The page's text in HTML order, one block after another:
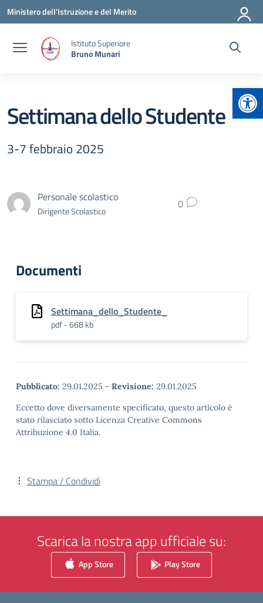
Vai ai contenuti
Vai al menu di navigazione
Vai al footer
Ministero dell'Istruzione e del Merito
Istituto Superiore
Bruno Munari
Settimana dello Studente
3-7 febbraio 2025
Personale scolastico
Dirigente Scolastico 0
Documenti
Settimana_dello_Studente_
pdf - 668 kb
Pubblicato: 29.01.2025 - Revisione: 29.01.2025
Eccetto dove diversamente specificato, questo articolo è
stato rilasciato sotto Licenza Creative Commons
Attribuzione 4.0 Italia.
Stampa / Condividi
Scarica la nostra app ufficiale su:
App Store Play Store